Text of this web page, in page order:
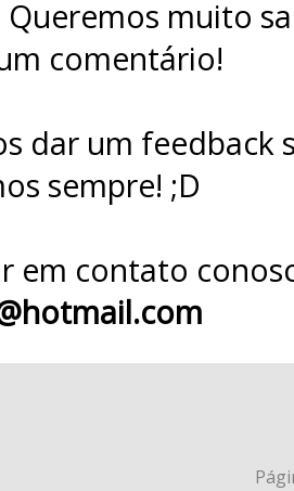
Queremos muito
comentário!
dar um
sempre! ;D
em contato